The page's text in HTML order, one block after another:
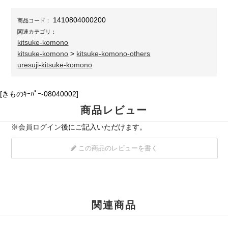
商品コード： 1410804000200
関連カテゴリ：
kitsuke-komono
kitsuke-komono > kitsuke-komono-others
uresuji-kitsuke-komono
[きものｷｰﾊﾟｰ-08040002]
商品レビュー
※会員ログイン後にご記入いただけます。
この商品のレビューを書く
関連商品